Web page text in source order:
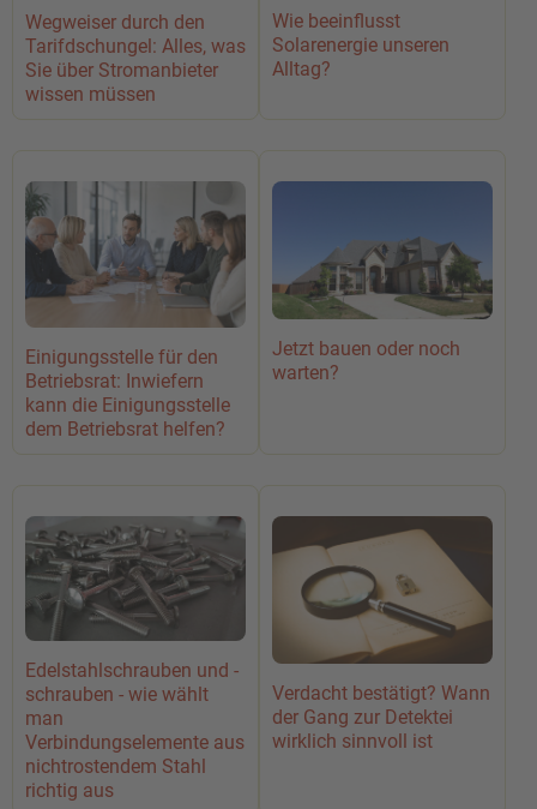
Wegweiser durch den
Tarifdschungel: Alles, was
Sie über Stromanbieter
wissen müssen
Wie beeinflusst
Solarenergie unseren
Alltag?
Einigungsstelle für den
Betriebsrat: Inwiefern
kann die Einigungsstelle
dem Betriebsrat helfen?
Jetzt bauen oder noch
warten?
Edelstahlschrauben und -
schrauben - wie wählt
man
Verbindungselemente aus
nichtrostendem Stahl
richtig aus
Verdacht bestätigt? Wann
der Gang zur Detektei
wirklich sinnvoll ist